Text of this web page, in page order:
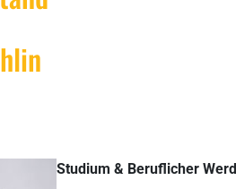
Studium & Beruflicher